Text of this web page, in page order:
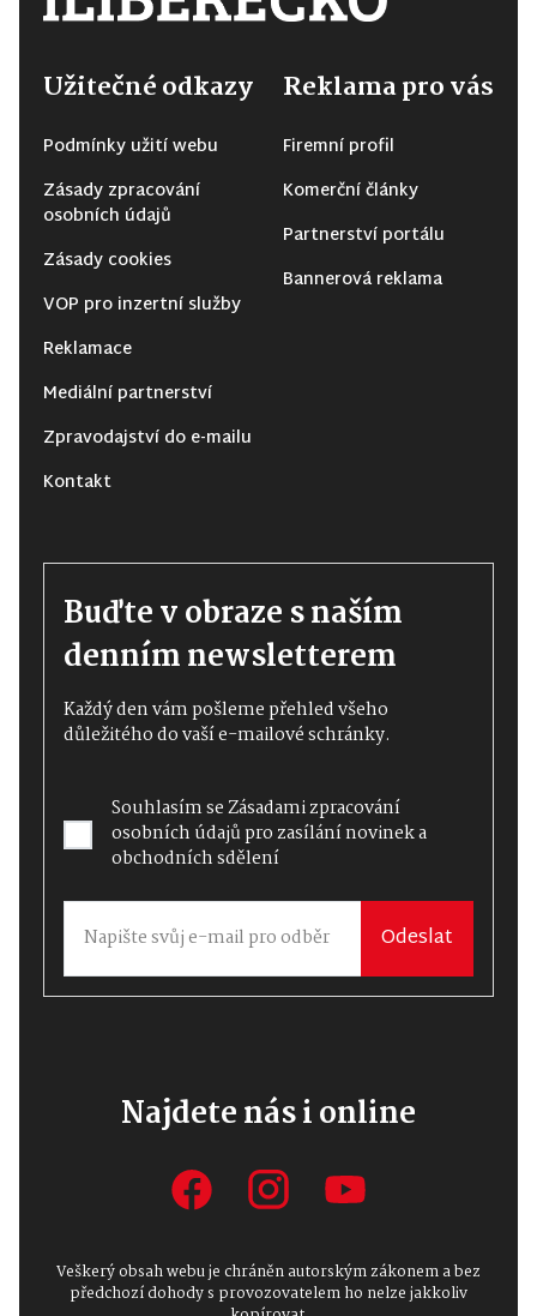
Užitečné odkazy
Podmínky užití webu
Zásady zpracování
osobních údajů
Zásady cookies
VOP pro inzertní služby
Reklamace
Mediální partnerství
Zpravodajství do e-mailu
Kontakt
Reklama pro vás
Firemní profil
Komerční články
Partnerství portálu
Bannerová reklama
Buďte v obraze s naším
denním newsletterem
Každý den vám pošleme přehled všeho
důležitého do vaší e-mailové schránky.
Souhlasím seZásadami zpracování
osobních údajůpro zasílání novinek a
obchodních sdělení
Odeslat
Najdete nás i online
Veškerý obsah webu je chráněn autorským zákonem a bez
předchozí dohody s provozovatelem ho nelze jakkoliv